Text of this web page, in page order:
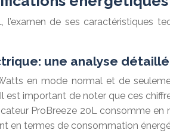
de ses caractéristiques
une analyse
en mode normal et de
important de noter que ces
ProBreeze 20L consomme
en termes de consommation